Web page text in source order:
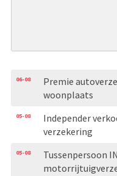
06-08
Premie
woonplaats
05-08
Independer
verzekering
05-08
Tussenpersoon